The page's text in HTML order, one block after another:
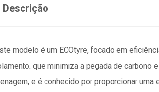
Descrição
modelo é um ECOtyre, focado em
que minimiza a pegada de carbono
e é conhecido por proporcionar